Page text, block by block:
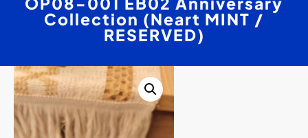
Collection (Neart MINT /
RESERVED)